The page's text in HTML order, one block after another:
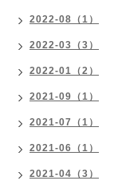
2022-08（1）
2022-03（3）
2022-01（2）
2021-09（1）
2021-07（1）
2021-06（1）
2021-04（3）